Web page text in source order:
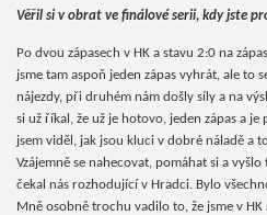
Věřil si v obrat ve finálové serii, kdy jste
Po dvou zápasech v HK a stavu 2:0 na
jsme tam aspoň jeden zápas vyhrát, ale to
nájezdy, při druhém nám došly síly a na
si už říkal, že už je hotovo, jeden zápas a je
jsem viděl, jak jsou kluci v dobré náladě a
Vzájemně se nahecovat, pomáhat si a
čekal nás rozhodující v Hradci. Bylo
Mně osobně trochu vadilo to, že jsme v